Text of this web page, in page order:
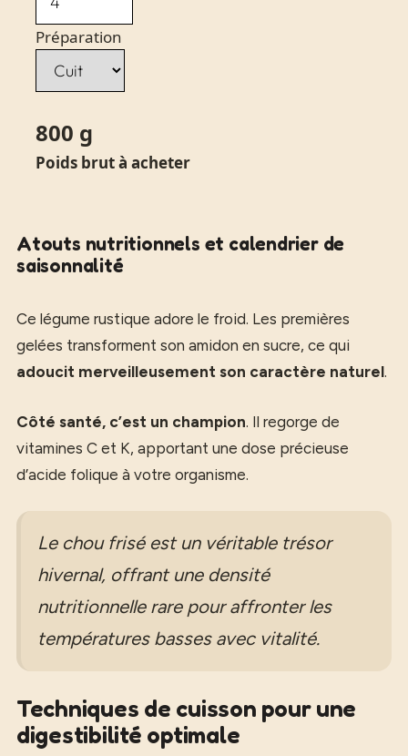
Préparation
800 g
Poids brut à acheter
Atouts nutritionnels et calendrier de
saisonnalité
Ce légume rustique adore le froid. Les premières
gelées transforment son amidon en sucre, ce qui
adoucit merveilleusement son caractère naturel.
Côté santé, c’est un champion. Il regorge de
vitamines C et K, apportant une dose précieuse
d’acide folique à votre organisme.
Le chou frisé est un véritable trésor
hivernal, offrant une densité
nutritionnelle rare pour affronter les
températures basses avec vitalité.
Techniques de cuisson pour une
digestibilité optimale